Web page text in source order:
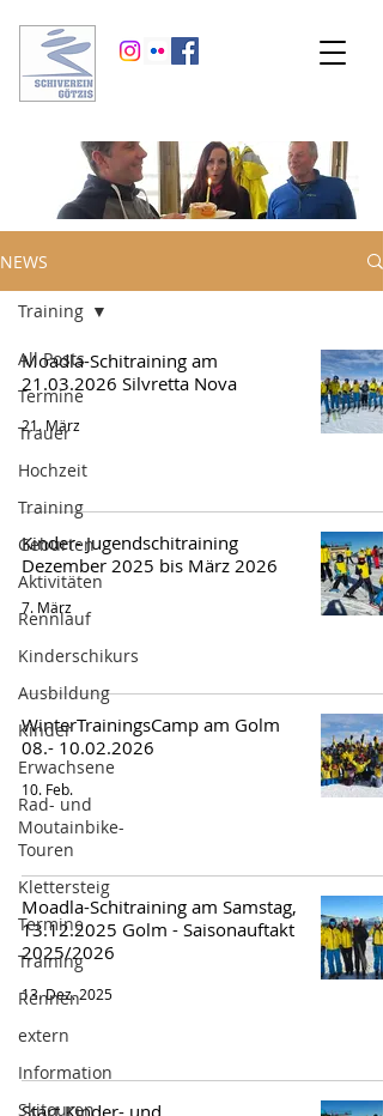
NEWS
All Posts
Termine
Trauer
Hochzeit
Training
Geburten
Aktivitäten
Rennlauf
Kinderschikurs
Ausbildung
Kinder
Erwachsene
Rad- und
Moutainbike-
Touren
Klettersteig
Termine
Training
Rennen
extern
Information
Skitouren
Training
Moadla-Schitraining am
21.03.2026 Silvretta Nova
21. März
Kinder- Jugendschitraining
Dezember 2025 bis März 2026
7. März
WinterTrainingsCamp am Golm
08.- 10.02.2026
10. Feb.
Moadla-Schitraining am Samstag,
13.12.2025 Golm - Saisonauftakt
2025/2026
13. Dez. 2025
Start Kinder- und